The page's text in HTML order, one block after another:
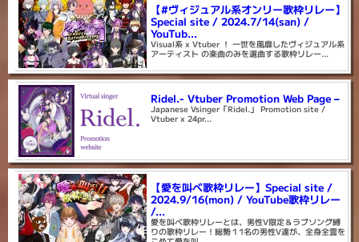
【#ヴィジュアル系オンリー歌枠リレー】
Special site / 2024.7/14(san) /
YouTub...
Visual系 x Vtuber ！ 一世を風靡したヴィジュアル系
アーティスト の楽曲のみを選曲する歌枠リレー...
Ridel.- Vtuber Promotion Web Page –
Japanese Vsinger「Ridel.」 Promotion site /
Vtuber x 24pr...
【愛を叫べ歌枠リレー】Special site /
2024.9/16(mon) / YouTube歌枠リレー
/...
愛を叫べ歌枠リレーとは、男性V限定＆ラブソング縛
りの歌枠リレー！総勢１1名の男性V達が、全身全霊を